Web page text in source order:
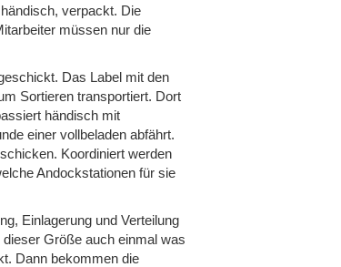
verpackt. Die
müssen nur die
Das Label mit den
Sortieren transportiert. Dort
händisch mit
einer vollbeladen abfährt.
Koordiniert werden
Andockstationen für sie
Einlagerung und Verteilung
Größe auch einmal was
Dann bekommen die